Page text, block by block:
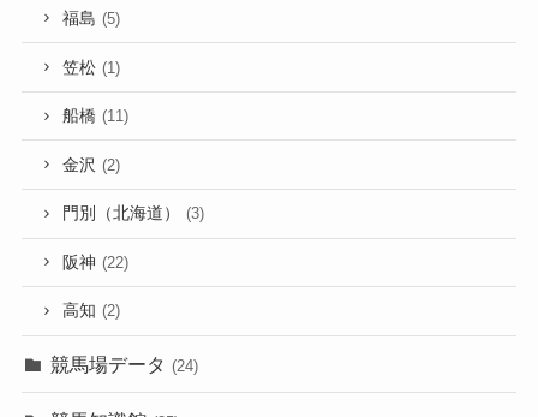
福島 (5)
笠松 (1)
船橋 (11)
金沢 (2)
門別（北海道） (3)
阪神 (22)
高知 (2)
競馬場データ (24)